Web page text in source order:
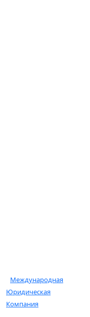
Международная
Юридическая
Компания